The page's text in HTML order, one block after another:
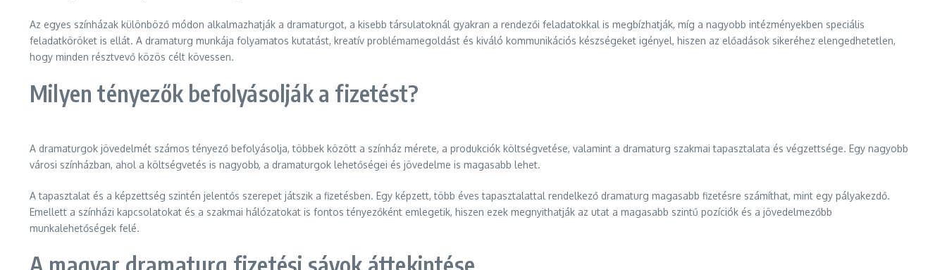
Az egyes színházak különböző módon alkalmazhatják a dramaturgot, a kisebb társulatoknál gyakran a rendezői feladatokkal is megbízhatják, míg a nagyobb intézményekben speciális
feladatköröket is ellát. A dramaturg munkája folyamatos kutatást, kreatív problémamegoldást és kiváló kommunikációs készségeket igényel, hiszen az előadások sikeréhez elengedhetetlen,
hogy minden résztvevő közös célt kövessen.
Milyen tényezők befolyásolják a fizetést?
A dramaturgok jövedelmét számos tényező befolyásolja, többek között a színház mérete, a produkciók költségvetése, valamint a dramaturg szakmai tapasztalata és végzettsége. Egy nagyobb
városi színházban, ahol a költségvetés is nagyobb, a dramaturgok lehetőségei és jövedelme is magasabb lehet.
A tapasztalat és a képzettség szintén jelentős szerepet játszik a fizetésben. Egy képzett, több éves tapasztalattal rendelkező dramaturg magasabb fizetésre számíthat, mint egy pályakezdő.
Emellett a színházi kapcsolatokat és a szakmai hálózatokat is fontos tényezőként emlegetik, hiszen ezek megnyithatják az utat a magasabb szintű pozíciók és a jövedelmezőbb
munkalehetőségek felé.
A magyar dramaturg fizetési sávok áttekintése